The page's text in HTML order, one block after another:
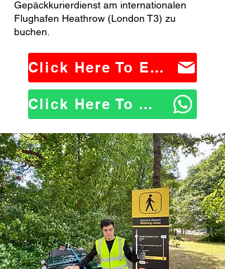
Gepäckkurierdienst am internationalen
Flughafen Heathrow (London T3) zu
buchen.
Click Here To Email Us
Click Here To WhatsApp Us